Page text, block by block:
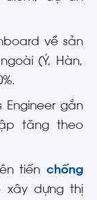
về sản
(Ý, Hàn,
Engineer gắn
tăng theo
tiến chống
dựng thị